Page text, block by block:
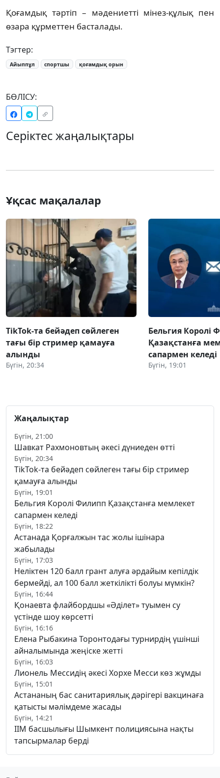
Қоғамдық тәртіп – мәдениетті мінез-құлық пен
өзара құрметтен басталады.
Тэгтер:
Айыппұл спортшы қоғамдық орын
БӨЛІСУ:
Серіктес жаңалықтары
Ұқсас мақалалар
TikTok-та бейәдеп сөйлеген
тағы бір стример қамауға
алынды
Бүгін, 20:34
Бельгия Королі
Қазақстанға
сапармен келеді
Бүгін, 19:01
Жаңалықтар
Бүгін, 21:00
Шавкат Рахмоновтың әкесі дүниеден өтті
Бүгін, 20:34
TikTok-та бейәдеп сөйлеген тағы бір стример
қамауға алынды
Бүгін, 19:01
Бельгия Королі Филипп Қазақстанға мемлекет
сапармен келеді
Бүгін, 18:22
Астанада Қорғалжын тас жолы ішінара
жабылады
Бүгін, 17:03
Неліктен 120 балл грант алуға әрдайым кепілдік
бермейді, ал 100 балл жеткілікті болуы мүмкін?
Бүгін, 16:44
Қонаевта флайбордшы «Әділет» туымен су
үстінде шоу көрсетті
Бүгін, 16:16
Елена Рыбакина Торонтодағы турнирдің үшінші
айналымында жеңіске жетті
Бүгін, 16:03
Лионель Мессидің әкесі Хорхе Месси көз жұмды
Бүгін, 15:01
Астананың бас санитариялық дәрігері вакцинаға
қатысты мәлімдеме жасады
Бүгін, 14:21
ІІМ басшылығы Шымкент полициясына нақты
тапсырмалар берді